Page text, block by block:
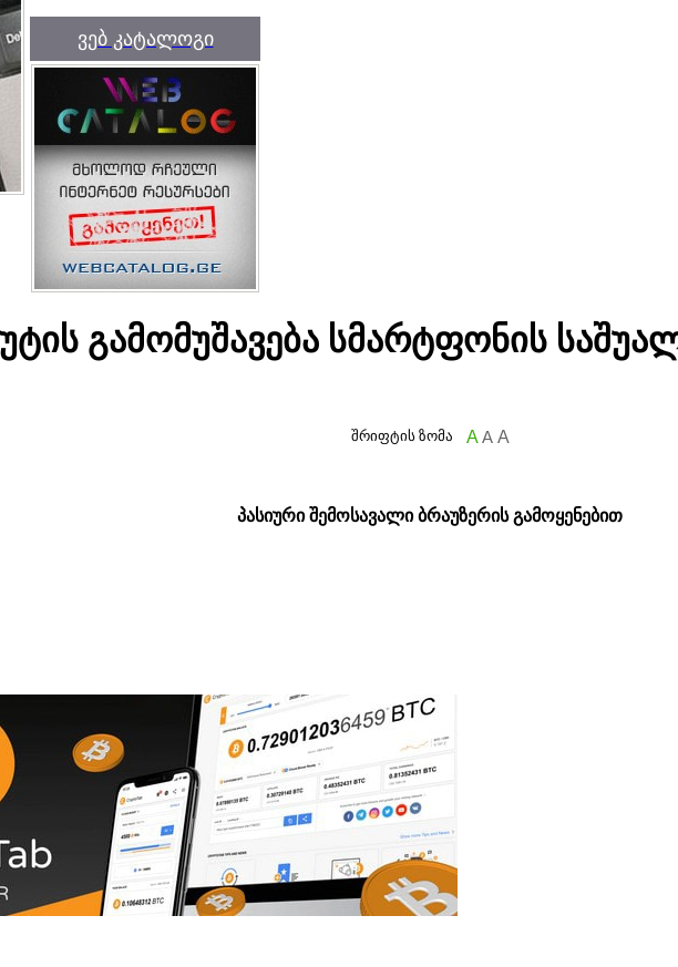
ვებ კატალოგი
გამომუშავება სმარტფონის
შრიფტის ზომა A A A
პასიური შემოსავალი ბრაუზერის გამოყენებით